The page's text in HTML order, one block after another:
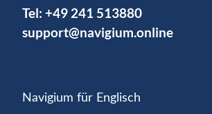
Tel: +49 241 513880
support@navigium.online
Navigium für Englisch